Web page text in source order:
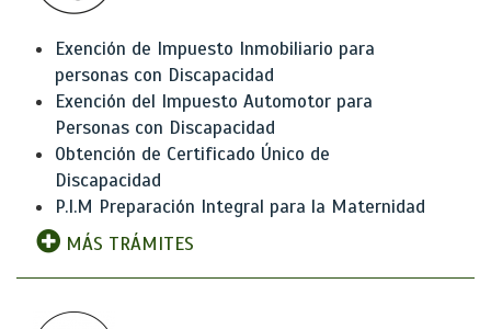
Exención de Impuesto Inmobiliario para
personas con Discapacidad
Exención del Impuesto Automotor para
Personas con Discapacidad
Obtención de Certificado Único de
Discapacidad
P.I.M Preparación Integral para la Maternidad
MÁS TRÁMITES